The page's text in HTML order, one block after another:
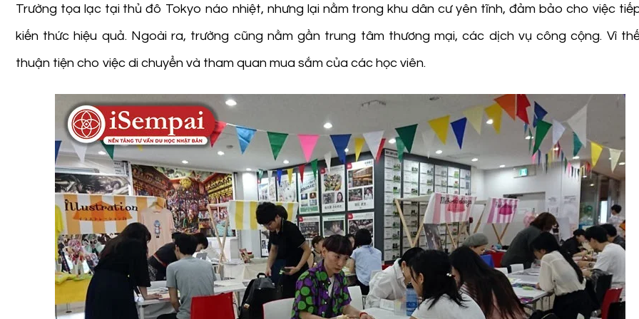
Trường tọa lạc tại thủ đô Tokyo náo nhiệt, nhưng lại nằm trong khu dân cư yên tĩnh, đảm bảo cho việc
kiến thức hiệu quả. Ngoài ra, trường cũng nằm gần trung tâm thương mại, các dịch vụ công cộng. Vì
thuận tiện cho việc di chuyển và tham quan mua sắm của các học viên.